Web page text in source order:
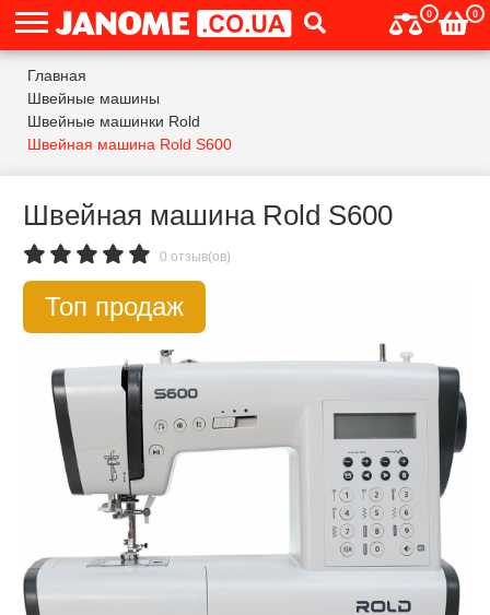
0 0
Главная
Швейные машины
Швейные машинки Rold
Швейная машина Rold S600
Швейная машина Rold S600
0 отзыв(ов)
Топ продаж